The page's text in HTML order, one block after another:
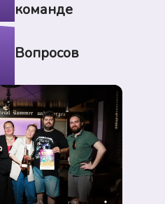
команде
Вопросов